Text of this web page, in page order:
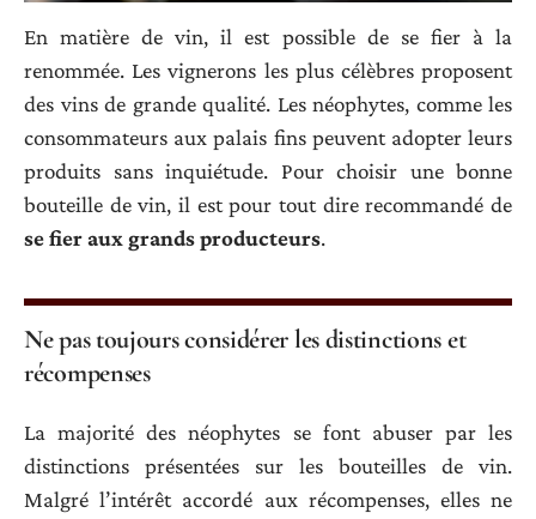
En matière de vin, il est possible de se fier à la
renommée. Les vignerons les plus célèbres proposent
des vins de grande qualité. Les néophytes, comme les
consommateurs aux palais fins peuvent adopter leurs
produits sans inquiétude. Pour choisir une bonne
bouteille de vin, il est pour tout dire recommandé de
se fier aux grands producteurs.
Ne pas toujours considérer les distinctions et
récompenses
La majorité des néophytes se font abuser par les
distinctions présentées sur les bouteilles de vin.
Malgré l’intérêt accordé aux récompenses, elles ne